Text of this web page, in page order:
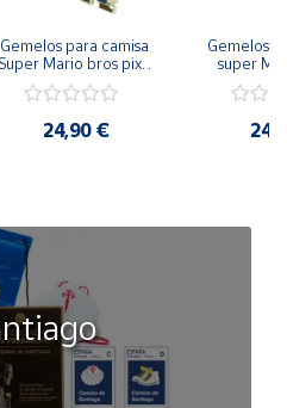
Gemelos para camisa
Super Mario bros pixel
art
24,90 €
Gemelos
super
Luigi